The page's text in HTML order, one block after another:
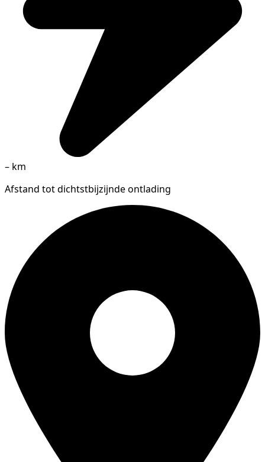
– km
Afstand tot dichtstbijzijnde ontlading